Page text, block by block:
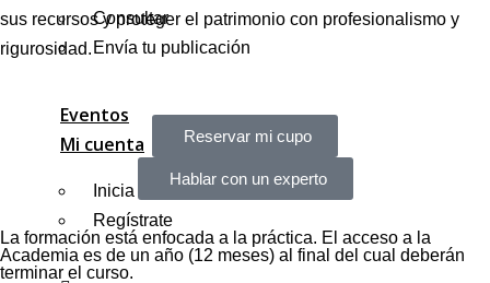
Consultar
Envía tu publicación
Eventos
Mi cuenta
Inicia sesión
Regístrate
sus recursos y proteger el patrimonio con profesionalismo y
rigurosidad.
Reservar mi cupo
Hablar con un experto
La formación está enfocada a la práctica. El acceso a la
Academia es de un año (12 meses) al final del cual deberán
terminar el curso.